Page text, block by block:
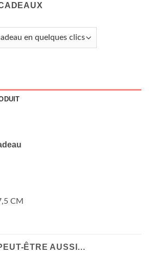
CM
ÊTRE AUSSI…